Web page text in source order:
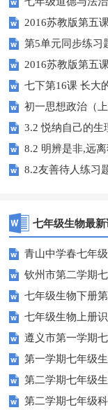
2016苏教版第五
第5单元同步练习
2016苏教版第五
七下第16课 长大
初一思想政治（
3.2 悦纳自己的生
8.2 明辨是非,远
8.2友善待人练习
七年级生物最
青山中学春七年
钦州市第二学期
七年级生物下册
七年级生物上册
遵义市第一学期
第一学期七年级
第二学期七年级
第二学期七年级